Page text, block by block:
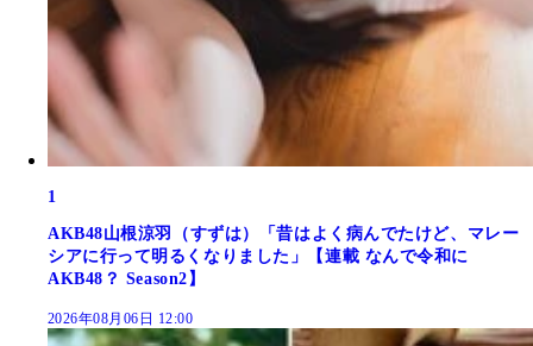
1
AKB48山根涼羽（すずは）「昔はよく病んでたけど、マレー
シアに行って明るくなりました」【連載 なんで令和に
AKB48？ Season2】
2026年08月06日 12:00